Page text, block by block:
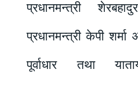
प्रधानमन्त्री
प्रधानमन्त्री केपी
पूर्वाधार तथा